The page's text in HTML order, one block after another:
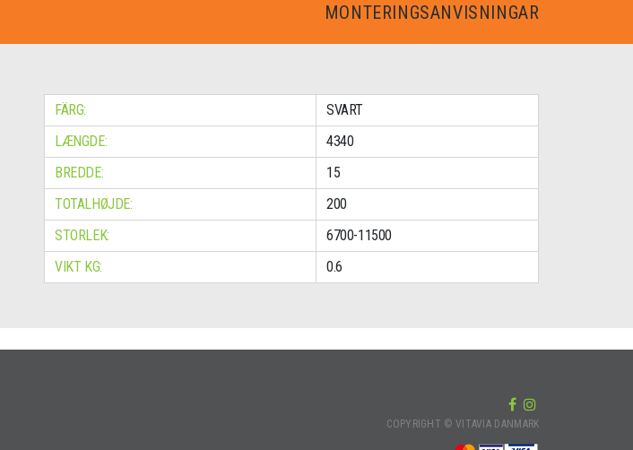
MONTERINGSANVISNINGAR
FÄRG:
SVART
LÆNGDE:
4340
BREDDE:
15
TOTALHØJDE:
200
STORLEK:
6700-11500
VIKT KG:
0.6
COPYRIGHT © VITAVIA DANMARK